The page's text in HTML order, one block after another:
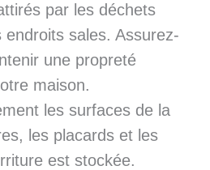
par les déchets
endroits sales. Assurez-
une propreté
maison.
les surfaces de la
les placards et les
est stockée.